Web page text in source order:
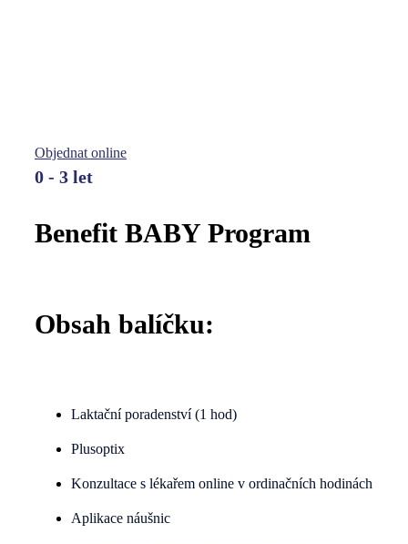
Objednat online
0 - 3 let
Benefit BABY Program
Obsah balíčku:
Laktační poradenství (1 hod)
Plusoptix
Konzultace s lékařem online v ordinačních hodinách
Aplikace náušnic